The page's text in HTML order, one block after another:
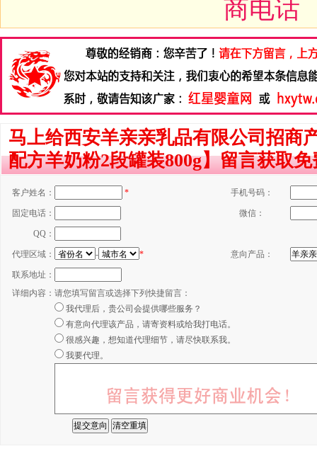
商电话
马上给西安羊亲亲乳品有限公司招商
配方羊奶粉2段罐装800g】留言获取
客户姓名： * 手机号码：
固定电话： 微信：
QQ：
代理区域： - * 意向产品：
联系地址：
详细内容： 请您填写留言或选择下列快捷留言：
我代理后，贵公司会提供哪些服务？
有意向代理该产品，请寄资料或给我打电话。
很感兴趣，想知道代理细节，请尽快联系我。
我要代理。